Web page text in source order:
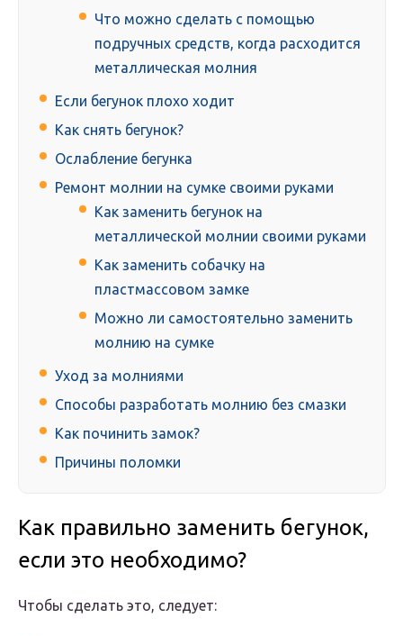
Что можно сделать с помощью
подручных средств, когда расходится
металлическая молния
Если бегунок плохо ходит
Как снять бегунок?
Ослабление бегунка
Ремонт молнии на сумке своими руками
Как заменить бегунок на
металлической молнии своими руками
Как заменить собачку на
пластмассовом замке
Можно ли самостоятельно заменить
молнию на сумке
Уход за молниями
Способы разработать молнию без смазки
Как починить замок?
Причины поломки
Как правильно заменить бегунок,
если это необходимо?
Чтобы сделать это, следует: